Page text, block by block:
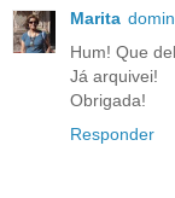
Marita
Hum! Que
Já arquivei!
Obrigada!
Responder